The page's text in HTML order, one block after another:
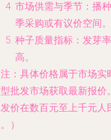
市场供需与季节：播
季采购或有议价空间。
种子质量指标：发芽
高。
：具体价格属于市场
批发市场获取最新报
价在数百元至上千元
）